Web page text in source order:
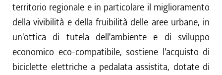
territorio regionale e in particolare il miglioramento
della vivibilità e della fruibilità delle aree urbane, in
un'ottica di tutela dell'ambiente e di sviluppo
economico eco-compatibile, sostiene l'acquisto di
biciclette elettriche a pedalata assistita, dotate di